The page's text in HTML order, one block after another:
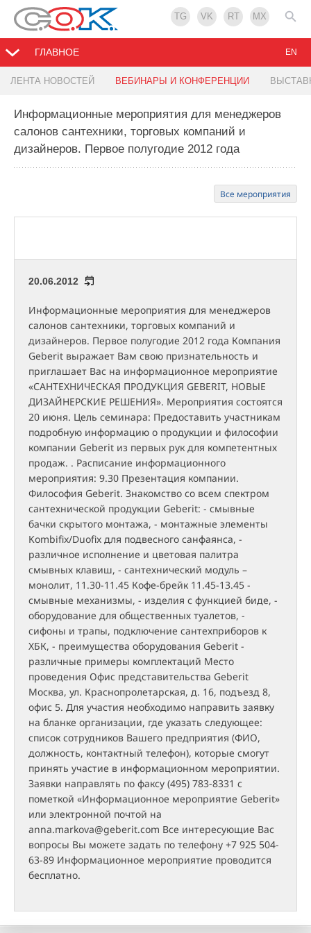
TG VK RT MX
ГЛАВНОЕ
ЛЕНТА НОВОСТЕЙ ВЕБИНАРЫ И КОНФЕРЕНЦИИ
EN
Информационные мероприятия для менеджеров
салонов сантехники, торговых компаний и
дизайнеров. Первое полугодие 2012 года
Все мероприятия
20.06.2012
Информационные мероприятия для менеджеров
салонов сантехники, торговых компаний и
дизайнеров. Первое полугодие 2012 года Компания
Geberit выражает Вам свою признательность и
приглашает Вас на информационное мероприятие
«САНТЕХНИЧЕСКАЯ ПРОДУКЦИЯ GEBERIT, НОВЫЕ
ДИЗАЙНЕРСКИЕ РЕШЕНИЯ». Мероприятия состоятся
20 июня. Цель семинара: Предоставить участникам
подробную информацию о продукции и философии
компании Geberit из первых рук для компетентных
продаж. . Расписание информационного
мероприятия: 9.30 Презентация компании.
Философия Geberit. Знакомство со всем спектром
сантехнической продукции Geberit: - смывные
бачки скрытого монтажа, - монтажные элементы
Kombifix/Duofix для подвесного санфаянса, -
различное исполнение и цветовая палитра
смывных клавиш, - сантехнический модуль –
монолит, 11.30-11.45 Кофе-брейк 11.45-13.45 -
смывные механизмы, - изделия с функцией биде, -
оборудование для общественных туалетов, -
сифоны и трапы, подключение сантехприборов к
ХБК, - преимущества оборудования Geberit -
различные примеры комплектаций Место
проведения Офис представительства Geberit
Москва, ул. Краснопролетарская, д. 16, подъезд 8,
офис 5. Для участия необходимо направить заявку
на бланке организации, где указать следующее:
список сотрудников Вашего предприятия (ФИО,
должность, контактный телефон), которые смогут
принять участие в информационном мероприятии.
Заявки направлять по факсу (495) 783-8331 с
пометкой «Информационное мероприятие Geberit»
или электронной почтой на
anna.markova@geberit.com Все интересующие Вас
вопросы Вы можете задать по телефону +7 925 504-
63-89 Информационное мероприятие проводится
бесплатно.